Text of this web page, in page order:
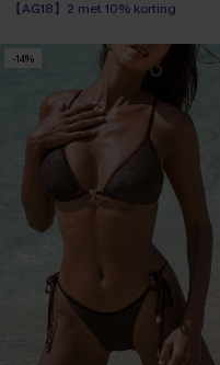
【AG18】2 met 10% korting
-14%